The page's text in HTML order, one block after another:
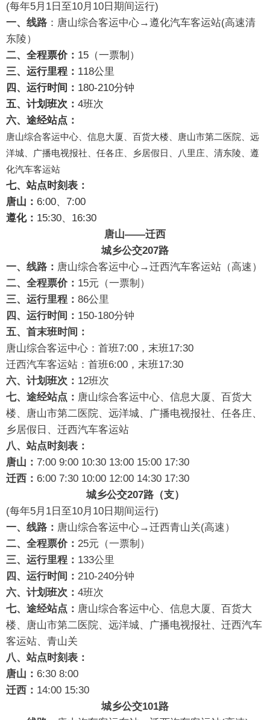
(每年5月1日至10月10日期间运行)
一、线路 ：唐山综合客运中心→遵化汽车客运站(高速清
东陵）
二、全程票价： 15（一票制）
三、运行里程： 118公里
四、运行时间： 180-210分钟
五、计划班次： 4班次
六、途经站点：
唐山综合客运中心、信息大厦、百货大楼、唐山市第二医院、远
洋城、广播电视报社、任各庄、乡居假日、八里庄、清东陵、遵
化汽车客运站
七、站点时刻表：
唐山： 6:00、7:00
遵化： 15:30、16:30
唐山——迁西
城乡公交207路
一、线路： 唐山综合客运中心→迁西汽车客运站（高速）
二、全程票价： 15元（一票制）
三、运行里程： 86公里
四、运行时间： 150-180分钟
五、首末班时间：
唐山综合客运中心：首班7:00，末班17:30
迁西汽车客运站：首班6:00，末班17:30
六、计划班次： 12班次
七、途经站点： 唐山综合客运中心、信息大厦、百货大
楼、唐山市第二医院、远洋城、广播电视报社、任各庄、
乡居假日、迁西汽车客运站
八、站点时刻表：
唐山： 7:00 9:00 10:30 13:00 15:00 17:30
迁西： 6:00 7:30 10:00 12:00 14:30 17:30
城乡公交207路（支）
(每年5月1日至10月10日期间运行)
一、线路： 唐山综合客运中心→迁西青山关(高速）
二、全程票价： 25元（一票制）
三、运行里程： 133公里
四、运行时间： 210-240分钟
六、计划班次： 4班次
七、途经站点： 唐山综合客运中心、信息大厦、百货大
楼、唐山市第二医院、远洋城、广播电视报社、迁西汽车
客运站、青山关
八、站点时刻表：
唐山： 6:30 8:00
迁西： 14:00 15:30
城乡公交101路